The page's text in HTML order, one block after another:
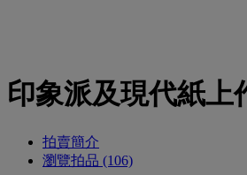
印象派及現代紙上
拍賣簡介
瀏覽拍品 (106)